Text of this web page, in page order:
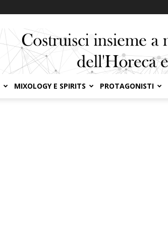
MIXOLOGY E SPIRITS PROTAGONISTI